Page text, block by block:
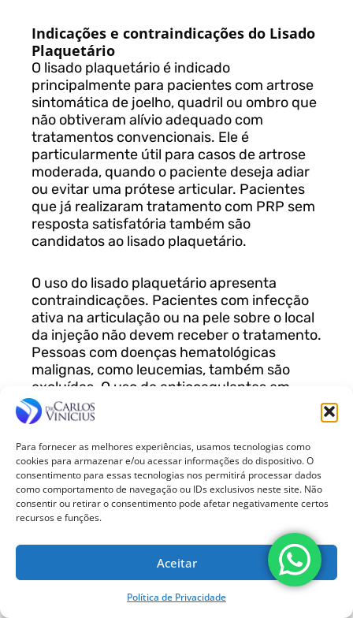
Para fornecer as melhores experiências, usamos tecnologias como
cookies para armazenar e/ou acessar informações do dispositivo. O
consentimento para essas tecnologias nos permitirá processar dados
como comportamento de navegação ou IDs exclusivos neste site. Não
consentir ou retirar o consentimento pode afetar negativamente certos
recursos e funções.
Aceitar
Política de Privacidade
Indicações e contraindicações do Lisado
Plaquetário
O lisado plaquetário é indicado
principalmente para pacientes com artrose
sintomática de joelho, quadril ou ombro que
não obtiveram alívio adequado com
tratamentos convencionais. Ele é
particularmente útil para casos de artrose
moderada, quando o paciente deseja adiar
ou evitar uma prótese articular. Pacientes
que já realizaram tratamento com PRP sem
resposta satisfatória também são
candidatos ao lisado plaquetário.
O uso do lisado plaquetário apresenta
contraindicações. Pacientes com infecção
ativa na articulação ou na pele sobre o local
da injeção não devem receber o tratamento.
Pessoas com doenças hematológicas
malignas, como leucemias, também são
excluídas. O uso de anticoagulantes em
dose plena é uma contraindicação relativa,
que exige avaliação médica cuidadosa.
Gestação e lactação também contraindicam
o procedimento devido à falta de estudos de
segurança.
Conclusão
tecnológica para o tratamento da artrose.
Sua produção rompe as plaquetas e libera
fatores de crescimento e citocinas anti
inflamatórias de forma imediata. O lisado